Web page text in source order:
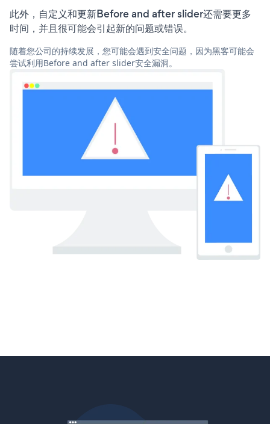
此外，自定义和更新Before and after slider还需要更多
时间，并且很可能会引起新的问题或错误。
随着您公司的持续发展，您可能会遇到安全问题，因为黑客可能会
尝试利用Before and after slider安全漏洞。